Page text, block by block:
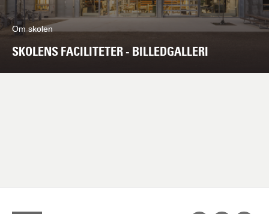
Om skolen
SKOLENS FACILITETER - BILLEDGALLERI